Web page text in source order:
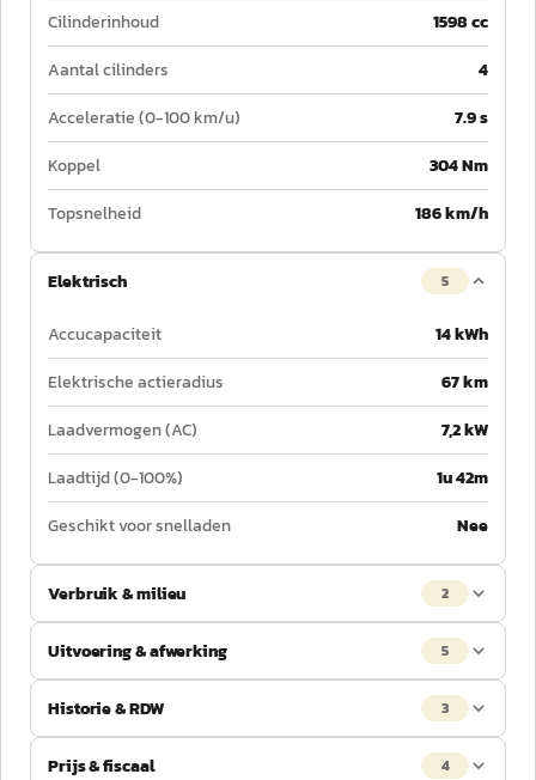
Cilinderinhoud
1598 cc
Aantal cilinders
4
Acceleratie (0-100 km/u)
7.9 s
Koppel
304 Nm
Topsnelheid
186 km/h
Elektrisch 5
Accucapaciteit
14 kWh
Elektrische actieradius
67 km
Laadvermogen (AC)
7,2 kW
Laadtijd (0-100%)
1u 42m
Geschikt voor snelladen
Nee
Verbruik & milieu 2
Uitvoering & afwerking 5
Historie & RDW 3
Prijs & fiscaal 4